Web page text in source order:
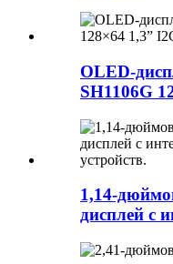
OLED-
SH1106G
1,14-
дисплей с